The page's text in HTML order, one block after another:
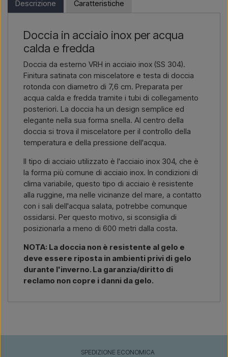
Scrivici → Chiamaci →
consegna e, se necessario, documenti doganali.
link all’articolo) e dove deve essere fatturato e consegnato, e
riceverai un’offerta.
Contattaci via email → Chiamaci →
Descrizione Caratteristiche
Doccia in acciaio inox per acqua
calda e fredda
Doccia da esterno VRH in acciaio inox (SS 304).
Finitura satinata con miscelatore e testa di doccia
rotonda con diametro di 7,6 cm. Preparata per
acqua calda e fredda tramite i tubi di collegamento
posteriori. La doccia ha un design semplice ed
elegante nella sua forma snella. Al centro della
doccia si trova il miscelatore per il controllo della
temperatura e della pressione dell'acqua.
Il tipo di acciaio utilizzato è l'acciaio inox 304, che è
la forma più comune di acciaio inox. In condizioni di
clima variabile, questo tipo di acciaio è resistente
alla ruggine, ma nelle vicinanze del mare, a contatto
con i sali dell'acqua salata, potrebbe comunque
ossidarsi. Per questo motivo, si sconsiglia di
posizionarla a meno di 600 metri dalla costa.
NOTA: La doccia non è resistente al gelo e
deve essere riposta in ambienti privi di gelo
durante l'inverno. La garanzia/diritto di
reclamo non copre i danni da gelo.
SPEDIZIONE ECONOMICA